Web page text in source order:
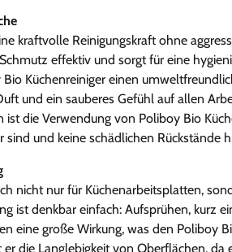
kraftvolle Reinigungskraft ohne
effektiv und sorgt für eine
Küchenreiniger einen
und ein sauberes Gefühl auf allen
die Verwendung von Poliboy Bio
und keine schädlichen Rückstände
nicht nur für Küchenarbeitsplatten,
ist denkbar einfach: Aufsprühen, kurz
eine große Wirkung, was den Poliboy
die Langlebigkeit von Oberflächen, da